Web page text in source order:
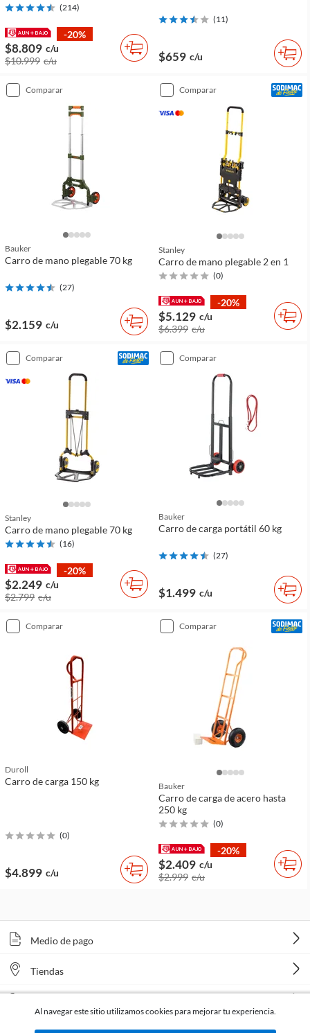
(214)
-20%
$8.809 c/u
$10.999 c/u
(11)
$659 c/u
comparar
Bauker
Carro de mano plegable 70 kg
(27)
$2.159 c/u
comparar
Stanley
Carro de mano plegable 2 en 1
(0)
-20%
$5.129 c/u
$6.399 c/u
comparar
Stanley
Carro de mano plegable 70 kg
(16)
-20%
$2.249 c/u
$2.799 c/u
comparar
Bauker
Carro de carga portátil 60 kg
(27)
$1.499 c/u
comparar
Duroll
Carro de carga 150 kg
(0)
$4.899 c/u
comparar
Bauker
Carro de carga de acero hasta
250 kg
(0)
-20%
$2.409 c/u
$2.999 c/u
Medio de pago
Tiendas
Al navegar este sitio utilizamos cookies para mejorar tu experiencia.